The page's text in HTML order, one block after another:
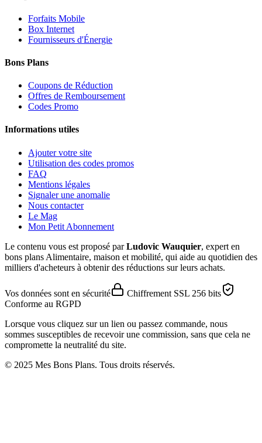
Forfaits Mobile
Box Internet
Fournisseurs d'Énergie
Bons Plans
Coupons de Réduction
Offres de Remboursement
Codes Promo
Informations utiles
Ajouter votre site
Utilisation des codes promos
FAQ
Mentions légales
Signaler une anomalie
Nous contacter
Le Mag
Mon Petit Abonnement
Le contenu vous est proposé parLudovic Wauquier, expert en
bons plans Alimentaire, maison et mobilité, qui aide au quotidien des
milliers d'acheteurs à obtenir des réductions sur leurs achats.
Vos données sont en sécurité
Chiffrement SSL 256 bits
Conforme au RGPD
Lorsque vous cliquez sur un lien ou passez commande, nous
sommes susceptibles de recevoir une commission, sans que cela ne
compromette la neutralité du site.
© 2025 Mes Bons Plans. Tous droits réservés.